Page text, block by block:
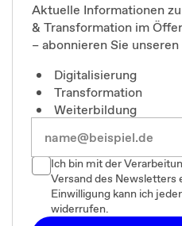
Aktuelle Informationen
& Transformation im
– abonnieren Sie
Digitalisierung
Transformation
Weiterbildung
Ich bin mit der
Versand des Newsletters
Einwilligung kann ich
widerrufen.